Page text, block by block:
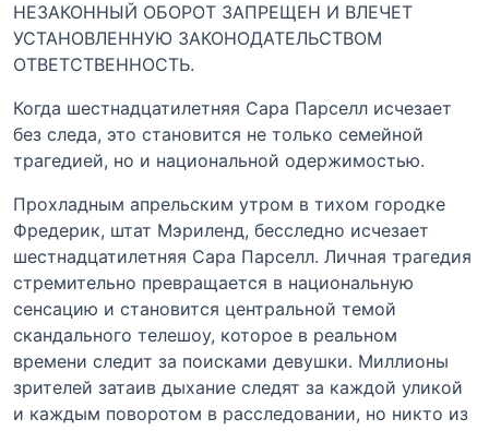
НЕЗАКОННЫЙ ОБОРОТ ЗАПРЕЩЕН И ВЛЕЧЕТ
УСТАНОВЛЕННУЮ ЗАКОНОДАТЕЛЬСТВОМ
ОТВЕТСТВЕННОСТЬ.
Когда шестнадцатилетняя Сара Парселл исчезает
без следа, это становится не только семейной
трагедией, но и национальной одержимостью.
Прохладным апрельским утром в тихом городке
Фредерик, штат Мэриленд, бесследно исчезает
шестнадцатилетняя Сара Парселл. Личная трагедия
стремительно превращается в национальную
сенсацию и становится центральной темой
скандального телешоу, которое в реальном
времени следит за поисками девушки. Миллионы
зрителей затаив дыхание следят за каждой уликой
и каждым поворотом в расследовании, но никто из